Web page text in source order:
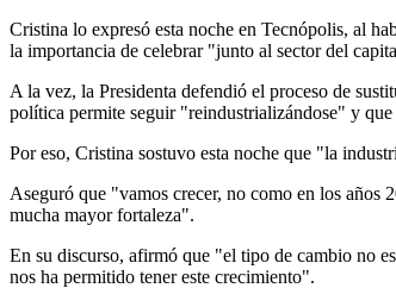
Cristina lo expresó esta noche en Tecnópolis, al
la importancia de celebrar "junto al sector del
A la vez, la Presidenta defendió el proceso de
política permite seguir "reindustrializándose" y
Por eso, Cristina sostuvo esta noche que "la
Aseguró que "vamos crecer, no como en los años
mucha mayor fortaleza".
En su discurso, afirmó que "el tipo de cambio no
nos ha permitido tener este crecimiento".